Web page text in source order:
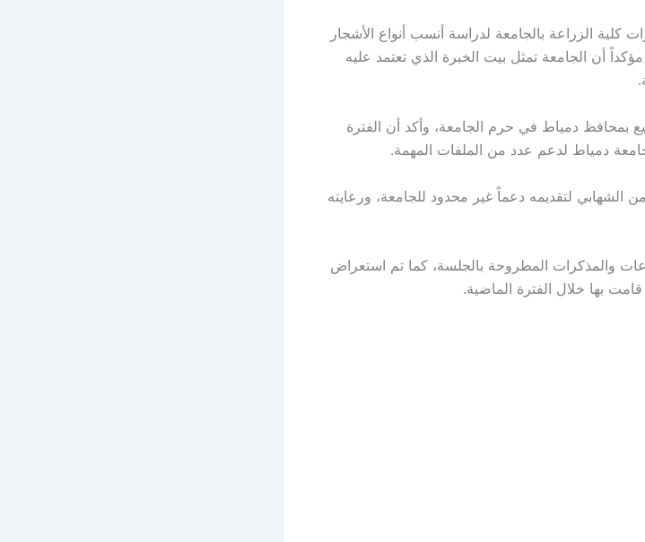
كلية الزراعة بالجامعة لدراسة أنسب أنواع الأشجار
أن الجامعة تمثل بيت الخبرة الذي تعتمد عليه
بمحافظ دمياط في حرم الجامعة، وأكد أن الفترة
دمياط لدعم عدد من الملفات المهمة.
الشهابي لتقديمه دعماً غير محدود للجامعة، ورعايته
والمذكرات المطروحة بالجلسة، كما تم استعراض
بها خلال الفترة الماضية.